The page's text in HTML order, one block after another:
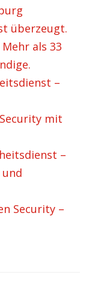
überzeugt.
als 33
–
mit
–
Security –